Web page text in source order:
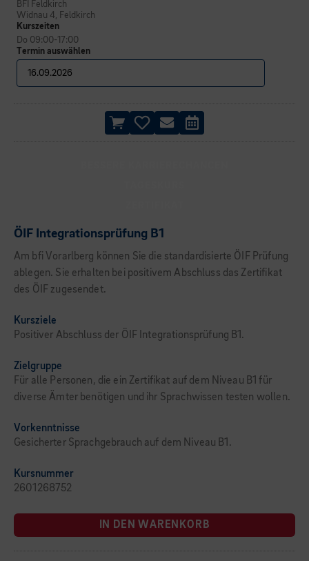
BFI Feldkirch
Widnau 4, Feldkirch
Termin auswählen
Kurszeiten
Do 09:00-17:00
ÖIF Integrationsprüfung B1
Am bfi Vorarlberg können Sie die standardisierte ÖIF Prüfung
ablegen. Sie erhalten bei positivem Abschluss das Zertifikat
des ÖIF zugesendet.
Kursziele
Positiver Abschluss der ÖIF Integrationsprüfung B1.
Zielgruppe
Für alle Personen, die ein Zertifikat auf dem Niveau B1 für
diverse Ämter benötigen und ihr Sprachwissen testen wollen.
Vorkenntnisse
Gesicherter Sprachgebrauch auf dem Niveau B1.
Kursnummer
2601268752
IN DEN WARENKORB